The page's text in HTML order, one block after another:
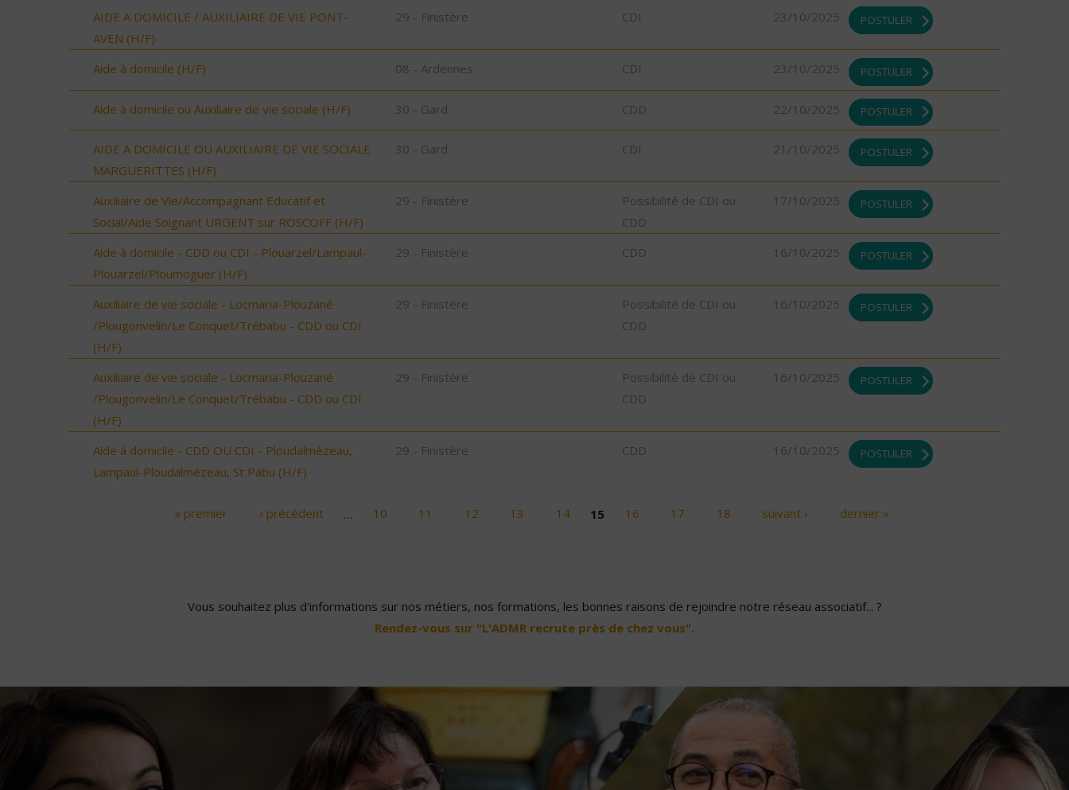
AIDE A DOMICILE / AUXILIAIRE DE VIE PONT-
AVEN (H/F)
29 - Finistère CDI 23/10/2025 POSTULER
Aide à domicile (H/F) 08 - Ardennes CDI 23/10/2025 POSTULER
Aide à domicile ou Auxiliaire de vie sociale (H/F) 30 - Gard CDD 22/10/2025 POSTULER
AIDE A DOMICILE OU AUXILIAIRE DE VIE SOCIALE
MARGUERITTES (H/F)
30 - Gard CDI 21/10/2025 POSTULER
Auxiliaire de Vie/Accompagnant Educatif et
Social/Aide Soignant URGENT sur ROSCOFF (H/F)
29 - Finistère
Possibilité de CDI ou
CDD
17/10/2025 POSTULER
Aide à domicile - CDD ou CDI - Plouarzel/Lampaul-
Plouarzel/Ploumoguer (H/F)
29 - Finistère CDD 16/10/2025 POSTULER
Auxiliaire de vie sociale - Locmaria-Plouzané
/Plougonvelin/Le Conquet/Trébabu - CDD ou CDI
(H/F)
29 - Finistère
Possibilité de CDI ou
CDD
16/10/2025 POSTULER
Auxiliaire de vie sociale - Locmaria-Plouzané
/Plougonvelin/Le Conquet/Trébabu - CDD ou CDI
(H/F)
29 - Finistère
Possibilité de CDI ou
CDD
16/10/2025 POSTULER
Aide à domicile - CDD OU CDI - Ploudalmézeau,
Lampaul-Ploudalmézeau, St Pabu (H/F)
29 - Finistère CDD 16/10/2025 POSTULER
« premier ‹ précédent … 10 11 12 13 14 15 16 17 18 suivant › dernier »
Vous souhaitez plus d'informations sur nos métiers, nos formations, les bonnes raisons de rejoindre notre réseau associatif... ?
Rendez-vous sur "L'ADMR recrute près de chez vous".